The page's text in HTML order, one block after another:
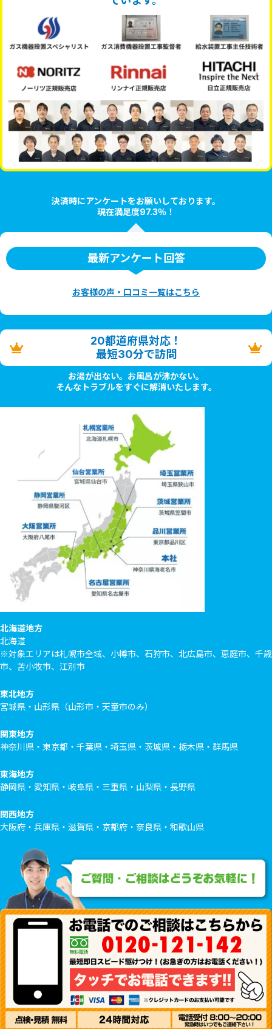
決済時にアンケートをお願いしております。
現在満足度97.3％！
最新アンケート回答
お客様の声・口コミ一覧はこちら
20都道府県対応！
最短30分で訪問
お湯が出ない。お風呂が沸かない。
そんなトラブルをすぐに解消いたします。
北海道地方
北海道
※対象エリアは札幌市全域、小樽市、石狩市、北広島市、恵庭市、千歳
市、苫小牧市、江別市
東北地方
宮城県・山形県（山形市・天童市のみ）
関東地方
神奈川県・東京都・千葉県・埼玉県・茨城県・栃木県・群馬県
東海地方
静岡県・愛知県・岐阜県・三重県・山梨県・長野県
関西地方
大阪府・兵庫県・滋賀県・京都府・奈良県・和歌山県